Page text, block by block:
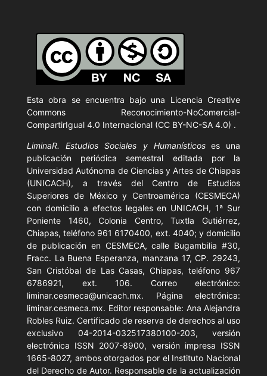
Esta obra se encuentra bajo una Licencia Creative
Commons Reconocimiento-NoComercial-
CompartirIgual 4.0 Internacional (CC BY-NC-SA 4.0) .
LiminaR. Estudios Sociales y Humanísticos es una
publicación periódica semestral editada por la
Universidad Autónoma de Ciencias y Artes de Chiapas
(UNICACH), a través del Centro de Estudios
Superiores de México y Centroamérica (CESMECA)
con domicilio a efectos legales en UNICACH, 1ª Sur
Poniente 1460, Colonia Centro, Tuxtla Gutiérrez,
Chiapas, teléfono 961 6170400, ext. 4040; y domicilio
de publicación en CESMECA, calle Bugambilia #30,
Fracc. La Buena Esperanza, manzana 17, CP. 29243,
San Cristóbal de Las Casas, Chiapas, teléfono 967
6786921, ext. 106. Correo electrónico:
liminar.cesmeca@unicach.mx. Página electrónica:
liminar.cesmeca.mx. Editor responsable: Ana Alejandra
Robles Ruiz. Certificado de reserva de derechos al uso
exclusivo 04-2014-032517380100-203, versión
electrónica ISSN 2007-8900, versión impresa ISSN
1665-8027, ambos otorgados por el Instituto Nacional
del Derecho de Autor. Responsable de la actualización